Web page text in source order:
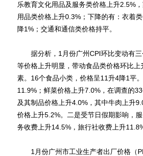
乐教育文化用品及服务类价格上升2.5%
用品类价格上升0.3%；下降的有：衣着
降1%；交通和通信类价格持平。
据分析，1月份广州CPI环比变动有三
等价格上升明显，带动食品类价格环比
素。16个食品小类，价格呈11升4降1平
11.9%；鲜菜价格上升7.0%，在调查的
及其制品价格上升4.0%，其中牛肉上升
价格上升5.2%。二是受节日假期影响，
务收费上升14.5%，旅行社收费上升
1月份广州市工业生产者出厂价格（